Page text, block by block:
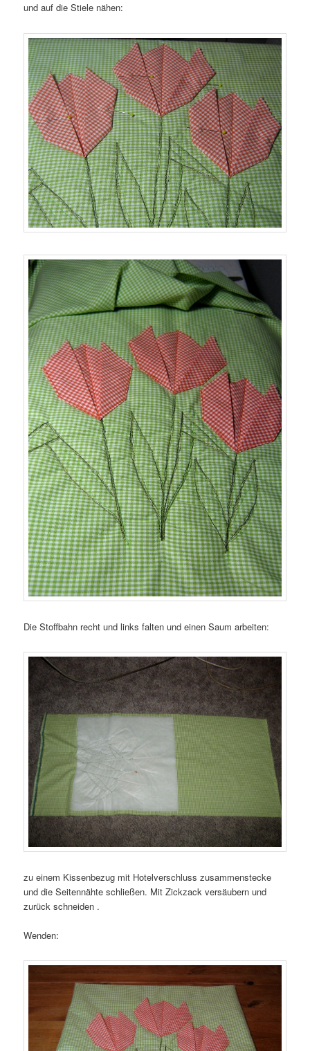
und auf die Stiele nähen:
Die Stoffbahn recht und links falten und einen Saum arbeiten:
zu einem Kissenbezug mit Hotelverschluss zusammenstecke
und die Seitennähte schließen. Mit Zickzack versäubern und
zurück schneiden .
Wenden: